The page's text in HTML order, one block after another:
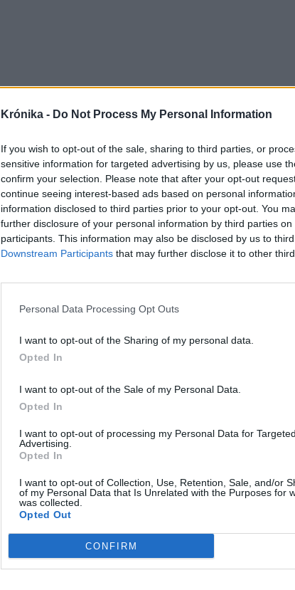
Krónika - Do Not Process My Personal Information
If you wish to opt-out of the sale, sharing to third parties, or
sensitive information for targeted advertising by us, please use
confirm your selection. Please note that after your opt-out
continue seeing interest-based ads based on personal
information disclosed to third parties prior to your opt-out. You
further disclosure of your personal information by third parties on
participants. This information may also be disclosed by us to
Downstream Participants that may further disclose it to other
Personal Data Processing Opt Outs
I want to opt-out of the Sharing of my personal data.
Opted In
I want to opt-out of the Sale of my Personal Data.
Opted In
I want to opt-out of processing my Personal Data for Targeted
Advertising.
Opted In
I want to opt-out of Collection, Use, Retention, Sale, and/or
of my Personal Data that Is Unrelated with the Purposes for
was collected.
Opted Out
CONFIRM